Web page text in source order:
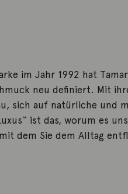
im Jahr 1992 hat
neu definiert. Mit
sich auf natürliche und
ist das, worum es
dem Sie dem Alltag